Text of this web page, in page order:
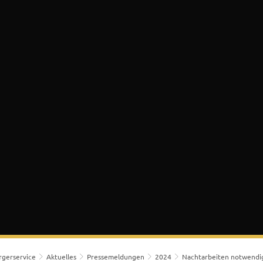
Aktuelles Pressemeldungen 2024 Nachtarbeiten